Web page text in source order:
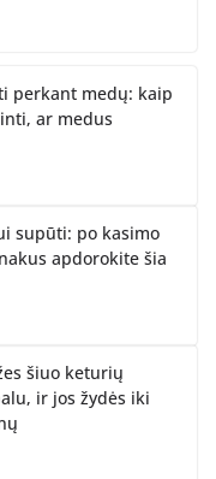
perkant medų: kaip
ar medus
supūti: po kasimo
apdorokite šia
šiuo keturių
ir jos žydės iki